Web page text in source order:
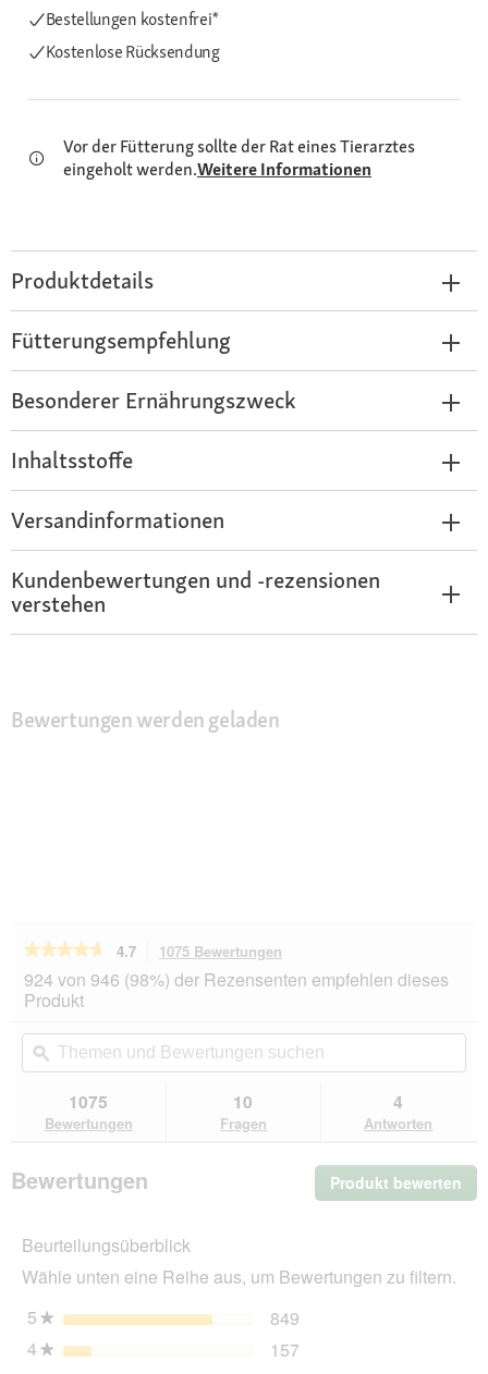
Bestellungen kostenfrei*
Kostenlose Rücksendung
Vor der Fütterung sollte der Rat eines Tierarztes
eingeholt werden.Weitere Informationen
Produktdetails
Fütterungsempfehlung
Besonderer Ernährungszweck
Inhaltsstoffe
Versandinformationen
Kundenbewertungen und -rezensionen
verstehen
Bewertungen werden geladen
★★★★★
★★★★★
von
5
lesen
für
Prescription
Diet
Multicare
4.7 1075 Bewertungen
dieser
Aktion
du
zu
den
924 von 946 (98%) der Rezensenten empfehlen dieses
Produkt
Themen
und
Bewertungen
ϙ
1075
Bewertungen
10
Fragen
4
Antworten
Bewertungen Produkt bewerten
Mit
Beurteilungsüberblick
Wähle unten eine Reihe aus, um Bewertungen zu filtern.
5★ Sterne 849
4★ Sterne 157